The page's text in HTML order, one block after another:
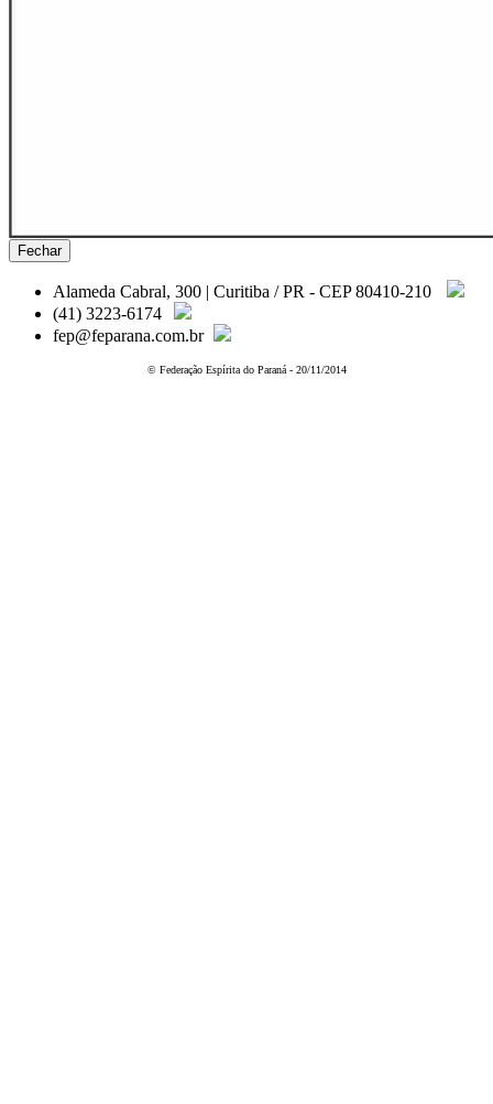
Fechar
Alameda Cabral, 300 | Curitiba / PR - CEP 80410-210
(41) 3223-6174
fep@feparana.com.br
© Federação Espírita do Paraná - 20/11/2014